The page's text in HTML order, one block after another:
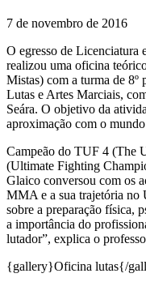
7 de novembro de 2016
O egresso de Licenciatura
realizou uma oficina
Mistas) com a turma de
Lutas e Artes Marciais,
Seára. O objetivo da
aproximação com o
Campeão do TUF 4 (The
(Ultimate Fighting
Glaico conversou com os
MMA e a sua trajetória no
sobre a preparação física,
a importância do
lutador”, explica o
{gallery}Oficina lutas{/